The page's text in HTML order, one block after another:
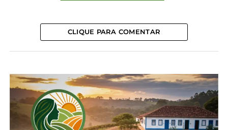
As análises confirmaram que os produtos não
atendem aos requisitos da Instrução Normativa nº
qualidade do azeite de oliva. Foi detectada a
presença de outros óleos vegetais em sua
composição, o que caracteriza fraude.
O Mapa destaca que a comercialização desses
CLIQUE PARA COMENTAR